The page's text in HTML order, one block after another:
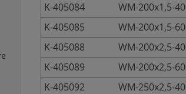
K-405084
WM-200x1,5-40
K-405085
WM-200x1,5-60
K-405088
WM-200x2,5-40
K-405089
WM-200x2,5-60
K-405092
WM-250x2,5-40